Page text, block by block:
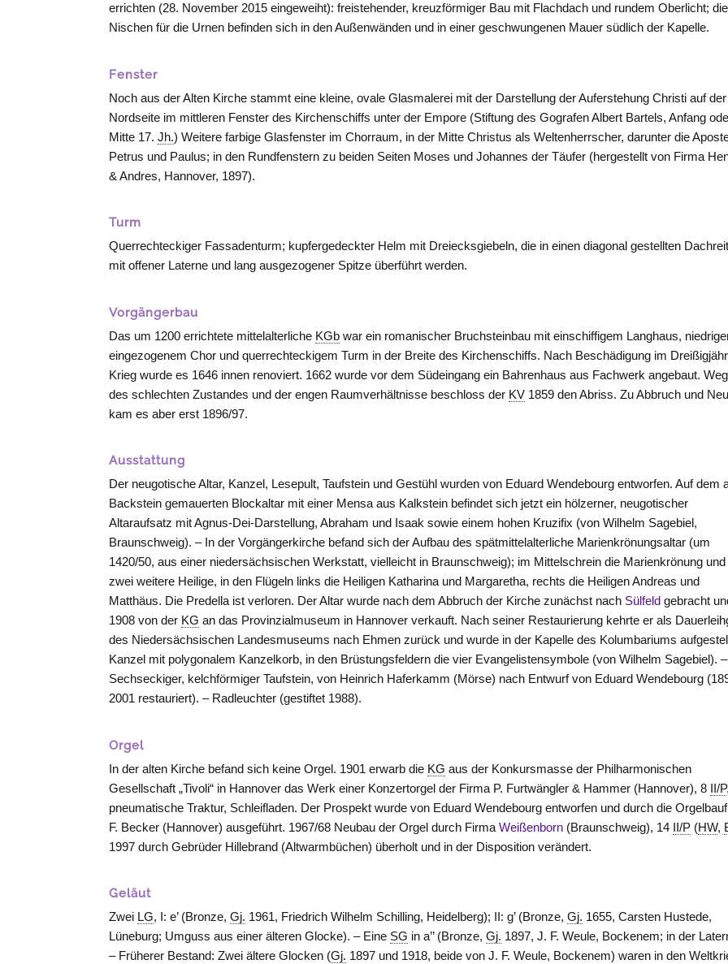
errichten (28. November 2015 eingeweiht): freistehender, kreuzförmiger Bau mit Flachdach und rundem Oberlicht; die
Nischen für die Urnen befinden sich in den Außenwänden und in einer geschwungenen Mauer südlich der Kapelle.
Fenster
Noch aus der Alten Kirche stammt eine kleine, ovale Glasmalerei mit der Darstellung der Auferstehung Christi auf der
Nordseite im mittleren Fenster des Kirchenschiffs unter der Empore (Stiftung des Gografen Albert Bartels, Anfang
Mitte 17.Jh.) Weitere farbige Glasfenster im Chorraum, in der Mitte Christus als Weltenherrscher, darunter die
Petrus und Paulus; in den Rundfenstern zu beiden Seiten Moses und Johannes der Täufer (hergestellt von Firma
& Andres, Hannover, 1897).
Turm
Querrechteckiger Fassadenturm; kupfergedeckter Helm mit Dreiecksgiebeln, die in einen diagonal gestellten
mit offener Laterne und lang ausgezogener Spitze überführt werden.
Vorgängerbau
Das um 1200 errichtete mittelalterliche KGb war ein romanischer Bruchsteinbau mit einschiffigem Langhaus,
eingezogenem Chor und querrechteckigem Turm in der Breite des Kirchenschiffs. Nach Beschädigung im
Krieg wurde es 1646 innen renoviert. 1662 wurde vor dem Südeingang ein Bahrenhaus aus Fachwerk angebaut.
des schlechten Zustandes und der engen Raumverhältnisse beschloss der KV 1859 den Abriss. Zu Abbruch und
kam es aber erst 1896/97.
Ausstattung
Der neugotische Altar, Kanzel, Lesepult, Taufstein und Gestühl wurden von Eduard Wendebourg entworfen. Auf dem
Backstein gemauerten Blockaltar mit einer Mensa aus Kalkstein befindet sich jetzt ein hölzerner, neugotischer
Altaraufsatz mit Agnus-Dei-Darstellung, Abraham und Isaak sowie einem hohen Kruzifix (von Wilhelm Sagebiel,
Braunschweig). – In der Vorgängerkirche befand sich der Aufbau des spätmittelalterliche Marienkrönungsaltar (um
1420/50, aus einer niedersächsischen Werkstatt, vielleicht in Braunschweig); im Mittelschrein die Marienkrönung und
zwei weitere Heilige, in den Flügeln links die Heiligen Katharina und Margaretha, rechts die Heiligen Andreas und
Matthäus. Die Predella ist verloren. Der Altar wurde nach dem Abbruch der Kirche zunächst nach Sülfeld gebracht
1908 von der KG an das Provinzialmuseum in Hannover verkauft. Nach seiner Restaurierung kehrte er als
des Niedersächsischen Landesmuseums nach Ehmen zurück und wurde in der Kapelle des Kolumbariums
Kanzel mit polygonalem Kanzelkorb, in den Brüstungsfeldern die vier Evangelistensymbole (von Wilhelm Sagebiel). –
Sechseckiger, kelchförmiger Taufstein, von Heinrich Haferkamm (Mörse) nach Entwurf von Eduard Wendebourg
2001 restauriert). – Radleuchter (gestiftet 1988).
Orgel
In der alten Kirche befand sich keine Orgel. 1901 erwarb die KG aus der Konkursmasse der Philharmonischen
Gesellschaft „Tivoli“ in Hannover das Werk einer Konzertorgel der Firma P. Furtwängler & Hammer (Hannover), 8 II/P,
pneumatische Traktur, Schleifladen. Der Prospekt wurde von Eduard Wendebourg entworfen und durch die
F. Becker (Hannover) ausgeführt. 1967/68 Neubau der Orgel durch FirmaWeißenborn (Braunschweig), 14 II/P (HW,
1997 durch Gebrüder Hillebrand (Altwarmbüchen) überholt und in der Disposition verändert.
Geläut
Zwei LG, I: e’ (Bronze,Gj. 1961, Friedrich Wilhelm Schilling, Heidelberg); II: g’ (Bronze,Gj. 1655, Carsten Hustede,
Lüneburg; Umguss aus einer älteren Glocke). – Eine SG in a’’ (Bronze,Gj. 1897, J. F. Weule, Bockenem; in der
– Früherer Bestand: Zwei ältere Glocken (Gj. 1897 und 1918, beide von J. F. Weule, Bockenem) waren in den